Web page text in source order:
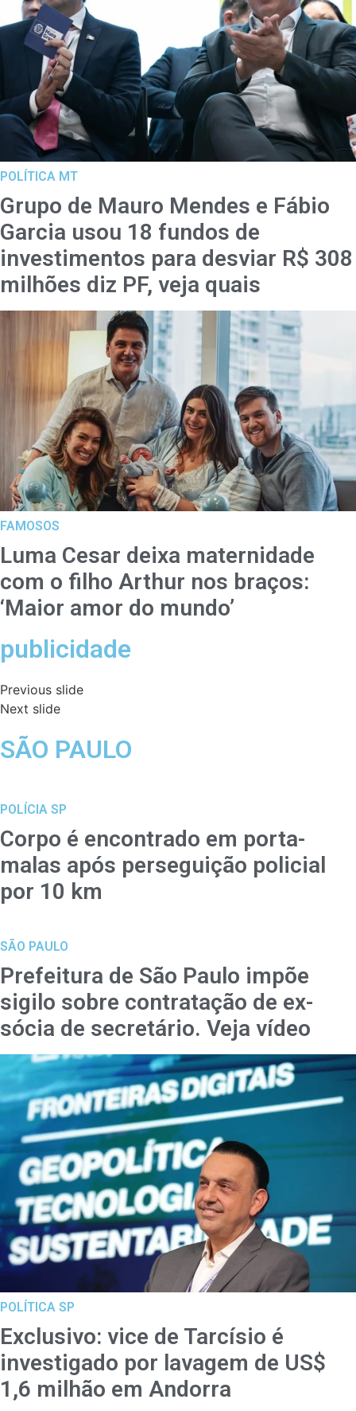
POLÍTICA MT
Grupo de Mauro Mendes e Fábio
Garcia usou 18 fundos de
investimentos para desviar R$ 308
milhões diz PF, veja quais
FAMOSOS
Luma Cesar deixa maternidade
com o filho Arthur nos braços:
‘Maior amor do mundo’
publicidade
Previous slide
Next slide
SÃO PAULO
POLÍCIA SP
Corpo é encontrado em porta-
malas após perseguição policial
por 10 km
SÃO PAULO
Prefeitura de São Paulo impõe
sigilo sobre contratação de ex-
sócia de secretário. Veja vídeo
POLÍTICA SP
Exclusivo: vice de Tarcísio é
investigado por lavagem de US$
1,6 milhão em Andorra